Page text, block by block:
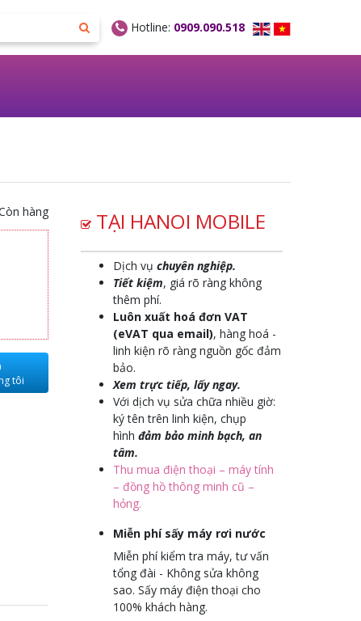
Hotline: 0909.090.518
hàng
tôi
TẠI HANOI MOBILE
Dịch vụ chuyên nghiệp.
Tiết kiệm, giá rõ ràng không
thêm phí.
Luôn xuất hoá đơn VAT
(eVAT qua email), hàng hoá -
linh kiện rõ ràng nguồn gốc đảm
bảo.
Xem trực tiếp, lấy ngay.
Với dịch vụ sửa chữa nhiều giờ:
ký tên trên linh kiện, chụp
hình đảm bảo minh bạch, an
tâm.
Thu mua điện thoại – máy tính
– đồng hồ thông minh cũ –
hỏng.
Miễn phí sấy máy rơi nước
Miễn phí kiểm tra máy, tư vấn
tổng đài - Không sửa không
sao. Sấy máy điện thoại cho
100% khách hàng.